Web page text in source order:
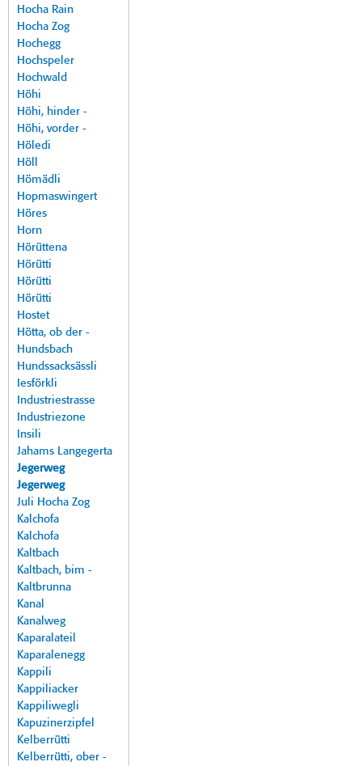
Hocha Rain
Hocha Zog
Hochegg
Hochspeler
Hochwald
Höhi
Höhi, hinder -
Höhi, vorder -
Höledi
Höll
Hömädli
Hopmaswingert
Höres
Horn
Hörüttena
Hörütti
Hörütti
Hörütti
Hostet
Hötta, ob der -
Hundsbach
Hundssacksässli
Iesförkli
Industriestrasse
Industriezone
Insili
Jahams Langegerta
Jegerweg
Jegerweg
Juli Hocha Zog
Kalchofa
Kalchofa
Kaltbach
Kaltbach, bim -
Kaltbrunna
Kanal
Kanalweg
Kaparalateil
Kaparalenegg
Kappili
Kappiliacker
Kappiliwegli
Kapuzinerzipfel
Kelberrütti
Kelberrütti, ober -